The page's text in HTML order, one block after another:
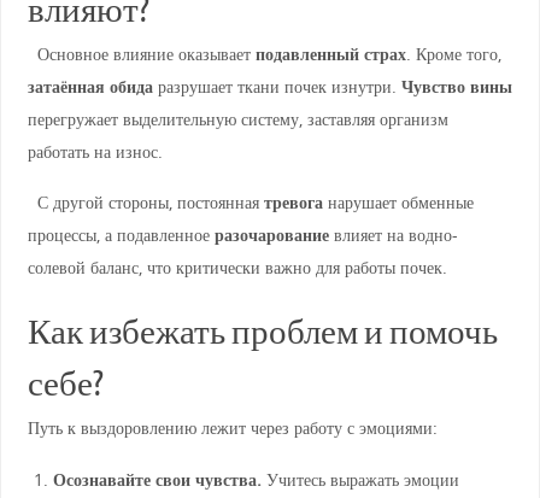
влияют?
Основное влияние оказывает подавленный страх. Кроме того,
затаённая обидаразрушает ткани почек изнутри. Чувство вины
перегружает выделительную систему, заставляя организм
работать на износ.
С другой стороны, постоянная тревоганарушает обменные
процессы, а подавленное разочарованиевлияет на водно-
солевой баланс, что критически важно для работы почек.
Как избежать проблем и помочь
себе?
Путь к выздоровлению лежит через работу с эмоциями:
Осознавайте свои чувства. Учитесь выражать эмоции